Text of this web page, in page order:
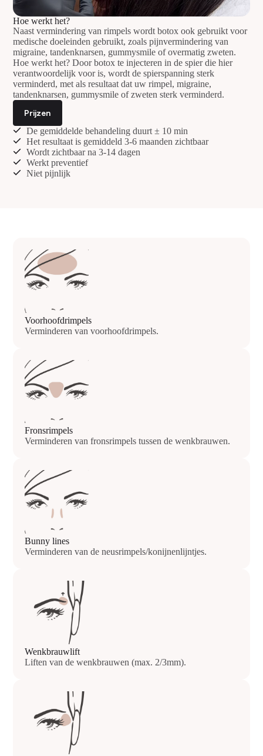
Hoe werkt het?
Naast vermindering van rimpels wordt botox ook gebruikt voor
medische doeleinden gebruikt, zoals pijnvermindering van
migraine, tandenknarsen, gummysmile of overmatig zweten.
Hoe werkt het? Door botox te injecteren in de spier die hier
verantwoordelijk voor is, wordt de spierspanning sterk
verminderd, met als resultaat dat uw rimpel, migraine,
tandenknarsen, gummysmile of zweten sterk verminderd.
Prijzen
De gemiddelde behandeling duurt ± 10 min
Het resultaat is gemiddeld 3-6 maanden zichtbaar
Wordt zichtbaar na 3-14 dagen
Werkt preventief
Niet pijnlijk
Voorhoofdrimpels
Verminderen van voorhoofdrimpels.
Fronsrimpels
Verminderen van fronsrimpels tussen de wenkbrauwen.
Bunny lines
Verminderen van de neusrimpels/konijnenlijntjes.
Wenkbrauwlift
Liften van de wenkbrauwen (max. 2/3mm).